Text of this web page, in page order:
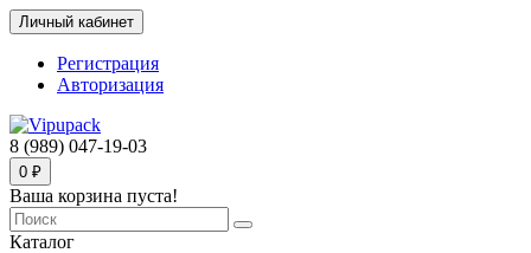
Личный кабинет
Регистрация
Авторизация
8 (989) 047-19-03
0 ₽
Ваша корзина пуста!
Каталог